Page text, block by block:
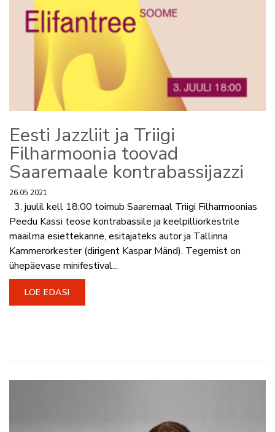
Eesti Jazzliit ja Triigi
Filharmoonia toovad
Saaremaale kontrabassijazzi
26.05.2021
3. juulil kell 18:00 toimub Saaremaal Triigi Filharmoonias
Peedu Kassi teose kontrabassile ja keelpilliorkestrile
maailma esiettekanne, esitajateks autor ja Tallinna
Kammerorkester (dirigent Kaspar Mänd). Tegemist on
ühepäevase minifestival...
LOE EDASI